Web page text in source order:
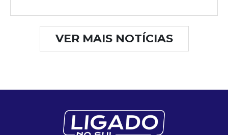
VER MAIS NOTÍCIAS